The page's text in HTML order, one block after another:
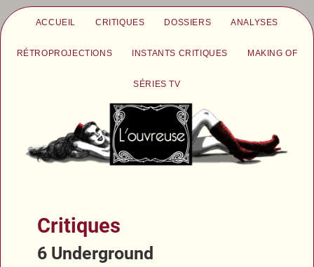
ACCUEIL CRITIQUES DOSSIERS ANALYSES
RÉTROPROJECTIONS INSTANTS CRITIQUES MAKING OF
SÉRIES TV
Critiques
6 Underground